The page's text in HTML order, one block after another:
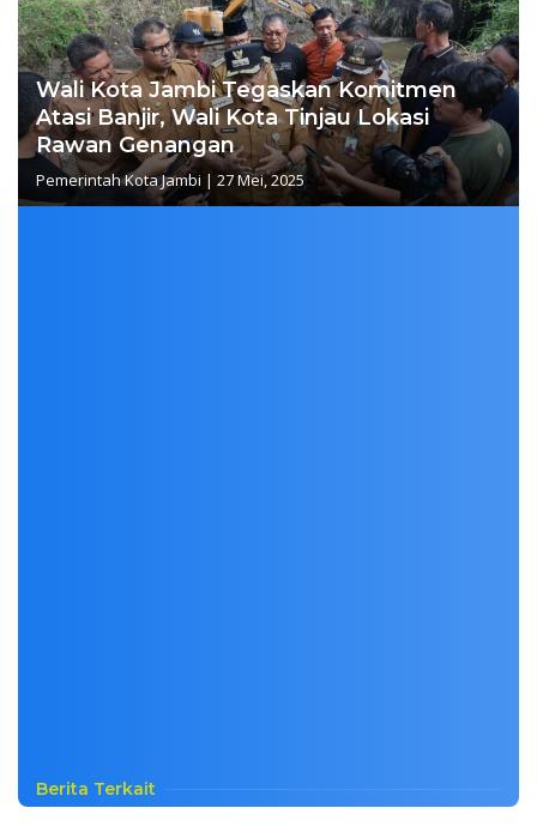
Wali Kota Jambi Tegaskan Komitmen
Atasi Banjir, Wali Kota Tinjau Lokasi
Rawan Genangan
Pemerintah Kota Jambi | 27 Mei, 2025
Berita Terkait